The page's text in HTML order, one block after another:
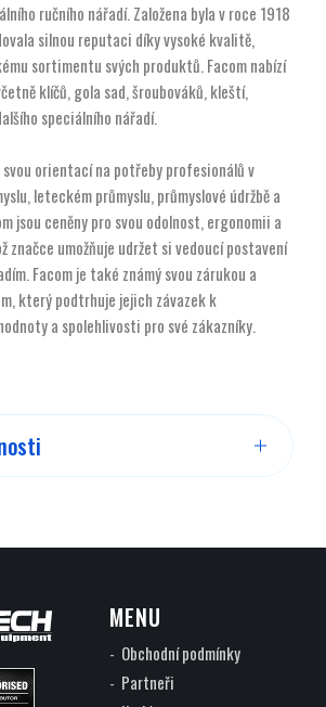
ručního nářadí. Založena byla v roce 1918
silnou reputaci díky vysoké kvalitě,
sortimentu svých produktů. Facom nabízí
klíčů, gola sad, šroubováků, kleští,
speciálního nářadí.
svou orientací na potřeby profesionálů v
leteckém průmyslu, průmyslové údržbě a
jsou ceněny pro svou odolnost, ergonomii a
značce umožňuje udržet si vedoucí postavení
Facom je také známý svou zárukou a
který podtrhuje jejich závazek k
a spolehlivosti pro své zákazníky.
MENU
Obchodní podmínky
Partneři